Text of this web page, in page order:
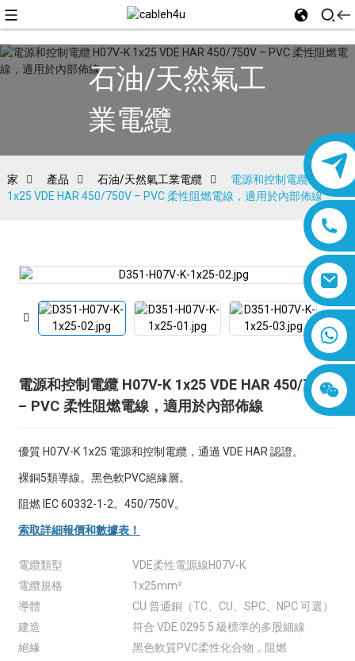
8618019377761
石油/天然氣工
業電纜
家 產品 石油/天然氣工業電纜
電源和控制電纜 H07V-K
1x25 VDE HAR 450/750V – PVC 柔性阻燃電線，適用於內部佈線
電源和控制電纜 H07V-K 1x25 VDE HAR 450/750V
– PVC 柔性阻燃電線，適用於內部佈線
優質 H07V-K 1x25 電源和控制電纜，通過 VDE HAR 認證。
裸銅5類導線。黑色軟PVC絕緣層。
阻燃 IEC 60332-1-2。450/750V。
索取詳細報價和數據表！
電纜類型
VDE柔性電源線H07V-K
電纜規格
1x25mm²
導體
CU 普通銅（TC、CU、SPC、NPC 可選）
建造
符合 VDE 0295 5 級標準的多股細線
絕緣
黑色軟質PVC柔性化合物，阻燃